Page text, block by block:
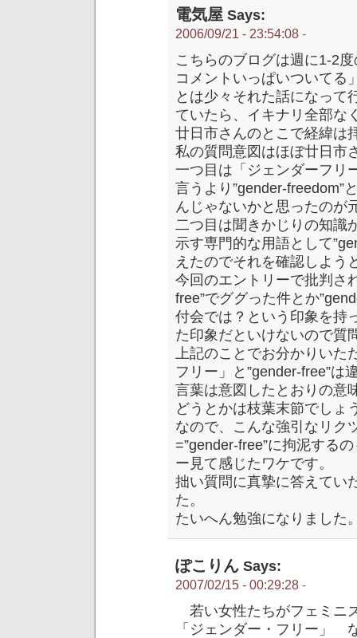
電気屋 Says:
2006/09/21 - 23:54:08 -
こちらのブログは週に1-2
コメントいっぱいついてる
とは少々それた話になって
ていたら、イキナリ全部な
廿日市さんのとこで経緯は
私の質問意図はほぼ廿日市
一つ目は「ジェンダーフリ
言うより”gender-freedom”
んじゃないかと思ったのが
二つ目は聞きかじりの知識
示す専門的な用語として
えたのでそれを確認しよう
今回のエントリーで批判さ
free”でググった件とか
付会では？という印象を持
た印象だといけないので質
上記のことでお分かりい
フリー」と”gender-free”は
言葉は意図したとおりの意
どうとかは枝葉末節でしょ
なので、こんな強引なリク
=”gender-free”に拘泥する
ー見て感じたワケです。
拙い質問に真摯に答えてい
た。
たいへん勉強になりました
ぽこりん Says:
2007/02/15 - 00:29:28 -
若い女性たちがフェミニ
「ジェンダー・フリー」